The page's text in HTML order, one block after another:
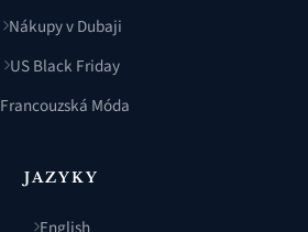
Nákupy v Dubaji
US Black Friday
Francouzská Móda
JAZYKY